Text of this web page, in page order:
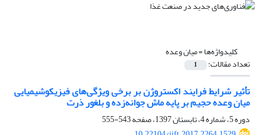
کلیدواژه‌ها =میان وعده
تعداد مقالات: 1
تأثیر شرایط فرایند اکستروژن بر برخی ویژگی‌های فیزیکوشیمیایی
میان وعده حجیم بر پایه ماش جوانه‌زده و بلغور ذرت
دوره 5، شماره 4، تابستان 1397، صفحه
543-555